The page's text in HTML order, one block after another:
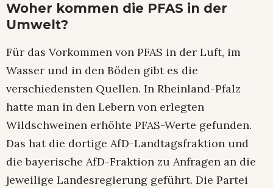
Woher kommen die PFAS in der
Umwelt?
Für das Vorkommen von PFAS in der Luft, im
Wasser und in den Böden gibt es die
verschiedensten Quellen. In Rheinland-Pfalz
hatte man in den Lebern von erlegten
Wildschweinen erhöhte PFAS-Werte gefunden.
Das hat die dortige AfD-Landtagsfraktion und
die bayerische AfD-Fraktion zu Anfragen an die
jeweilige Landesregierung geführt. Die Partei